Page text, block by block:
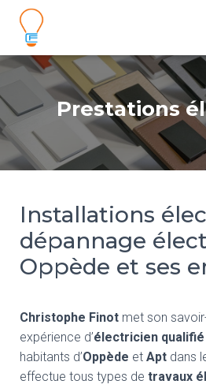
Prestations
Installations
dépannage
Oppède et ses
Christophe Finot met son
expérience d’électricien qualifié
habitants d’Oppède et Apt dans
effectue tous types de travaux